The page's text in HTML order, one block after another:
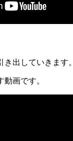
出していきます。
画です。